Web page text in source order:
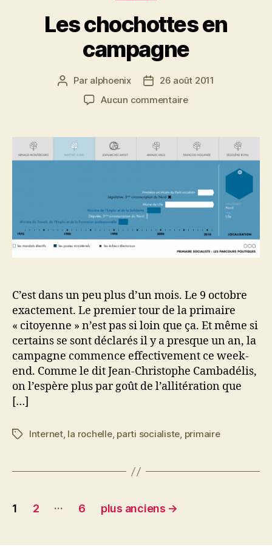
Les chochottes en
campagne
Auteur
l’article
Par alphoenix
Date26 août 2011
Aucun commentairesur
en
campagne
C’est dans un peu plus d’un mois. Le 9 octobre
exactement. Le premier tour de la primaire
« citoyenne » n’est pas si loin que ça. Et même si
certains se sont déclarés il y a presque un an, la
campagne commence effectivement ce week-
end. Comme le dit Jean-Christophe Cambadélis,
on l’espère plus par goût de l’allitération que
[…]
Étiquettes
Internet, la rochelle, parti socialiste, primaire
Navigation
1 2 … 6 plus anciens →